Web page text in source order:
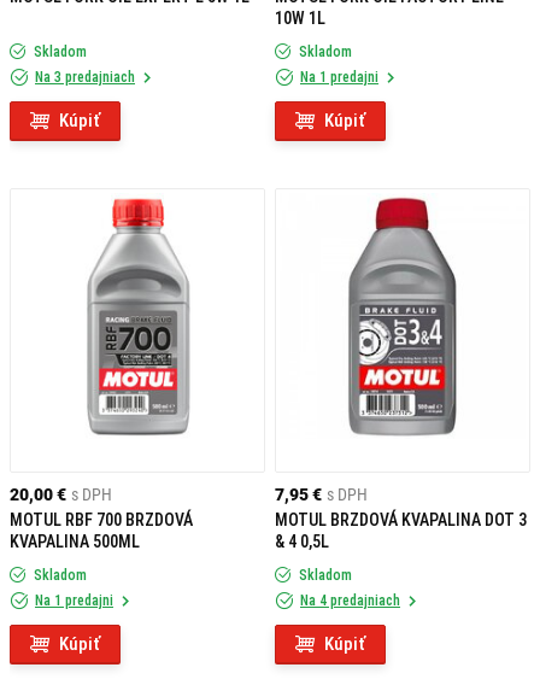
Skladom
Na 3 predajniach
Kúpiť
10W 1L
Skladom
Na 1 predajni
Kúpiť
20,00 € s DPH
MOTUL RBF 700 BRZDOVÁ
KVAPALINA 500ML
Skladom
Na 1 predajni
Kúpiť
7,95 € s DPH
MOTUL BRZDOVÁ KVAPALINA DOT 3
& 4 0,5L
Skladom
Na 4 predajniach
Kúpiť